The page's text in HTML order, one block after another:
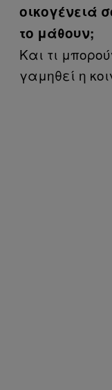
οικογένειά
το μάθουν;
Και τι
γαμηθεί η